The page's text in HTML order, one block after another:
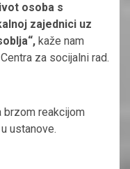
osoba s
zajednici uz
kaže nam
za socijalni rad.
brzom reakcijom
ustanove.